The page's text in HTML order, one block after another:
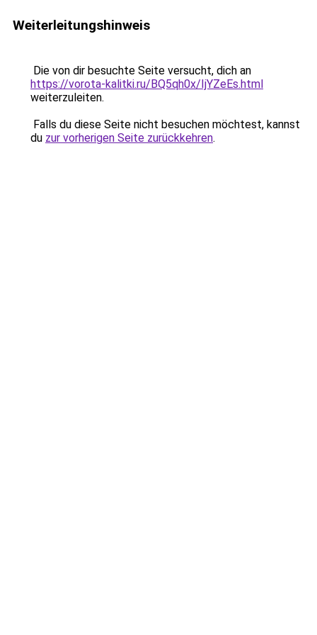
Weiterleitungshinweis
Die von dir besuchte Seite versucht, dich an
https://vorota-kalitki.ru/BQ5qh0x/IjYZeEs.html
weiterzuleiten.
Falls du diese Seite nicht besuchen möchtest, kannst
du zur vorherigen Seite zurückkehren.